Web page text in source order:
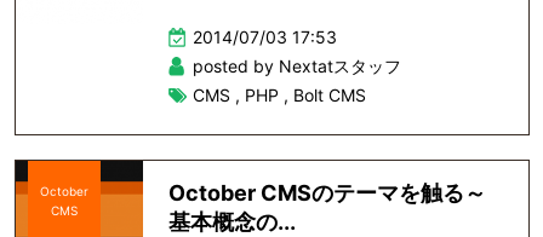
2014/07/03 17:53
posted by Nextatスタッフ
CMS , PHP , Bolt CMS
October
CMS
October CMSのテーマを触る～
基本概念の...